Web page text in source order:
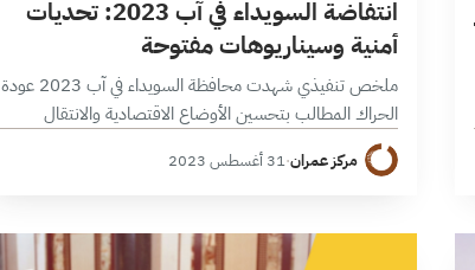
انتفاضة السويداء في آب 2023: تحديات
أمنية وسيناريوهات مفتوحة
ملخص تنفيذي شهدت محافظة السويداء في آب 2023 عودة
الحراك المطالب بتحسين الأوضاع الاقتصادية والانتقال
حيث أعادت الميليشات بعد الانتفاضة تموضعها…
مركز عمران·31 أغسطس 2023